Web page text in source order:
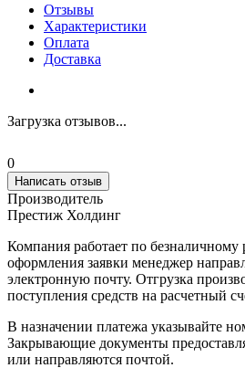
Отзывы
Характеристики
Оплата
Доставка
Загрузка отзывов...
0
Написать отзыв
Производитель
Престиж Холдинг
Компания работает по безналичному
оформления заявки менеджер
электронную почту. Отгрузка
поступления средств на расчетный
В назначении платежа указывайте
Закрывающие документы
или направляются почтой.